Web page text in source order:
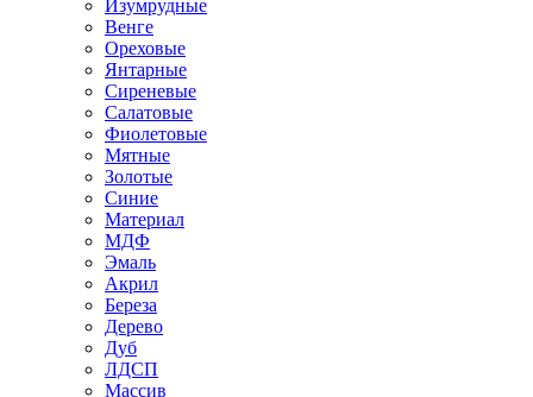
Изумрудные
Венге
Ореховые
Янтарные
Сиреневые
Салатовые
Фиолетовые
Мятные
Золотые
Синие
Материал
МДФ
Эмаль
Акрил
Береза
Дерево
Дуб
ЛДСП
Массив